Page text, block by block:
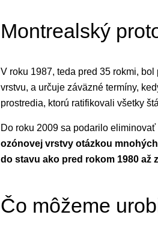
Montrealský
V roku 1987, teda pred 35 rokmi,
vrstvu, a určuje záväzné termíny,
prostredia, ktorú ratifikovali všetky
Do roku 2009 sa podarilo
ozónovej vrstvy otázkou
do stavu ako pred rokom 1980
Čo môžeme